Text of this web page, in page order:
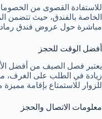
للاستفادة القصوى من
الخاصة بالفندق، حيث
مباشرة حول عروض فندق رمادا
أفضل الوقت للحجز
يعتبر فصل الصيف من أفضل
زيادة في الطلب على الغرف،
للزوار للاستمتاع بإقامة مميزة
معلومات الاتصال والحجز